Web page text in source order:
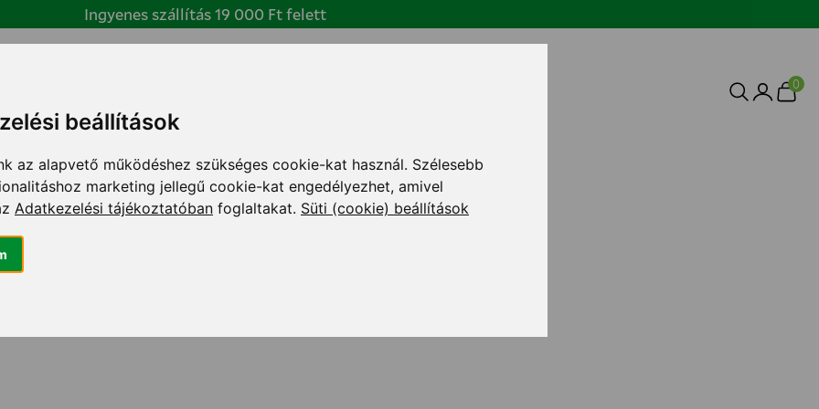
beállítások
az alapvető működéshez szükséges cookie-kat használ. Szélesebb
marketing jellegű cookie-kat engedélyezhet, amivel
Adatkezelési tájékoztatóban foglaltakat. Süti (cookie) beállítások
Ingyenes szállítás 19 000 Ft felett
0